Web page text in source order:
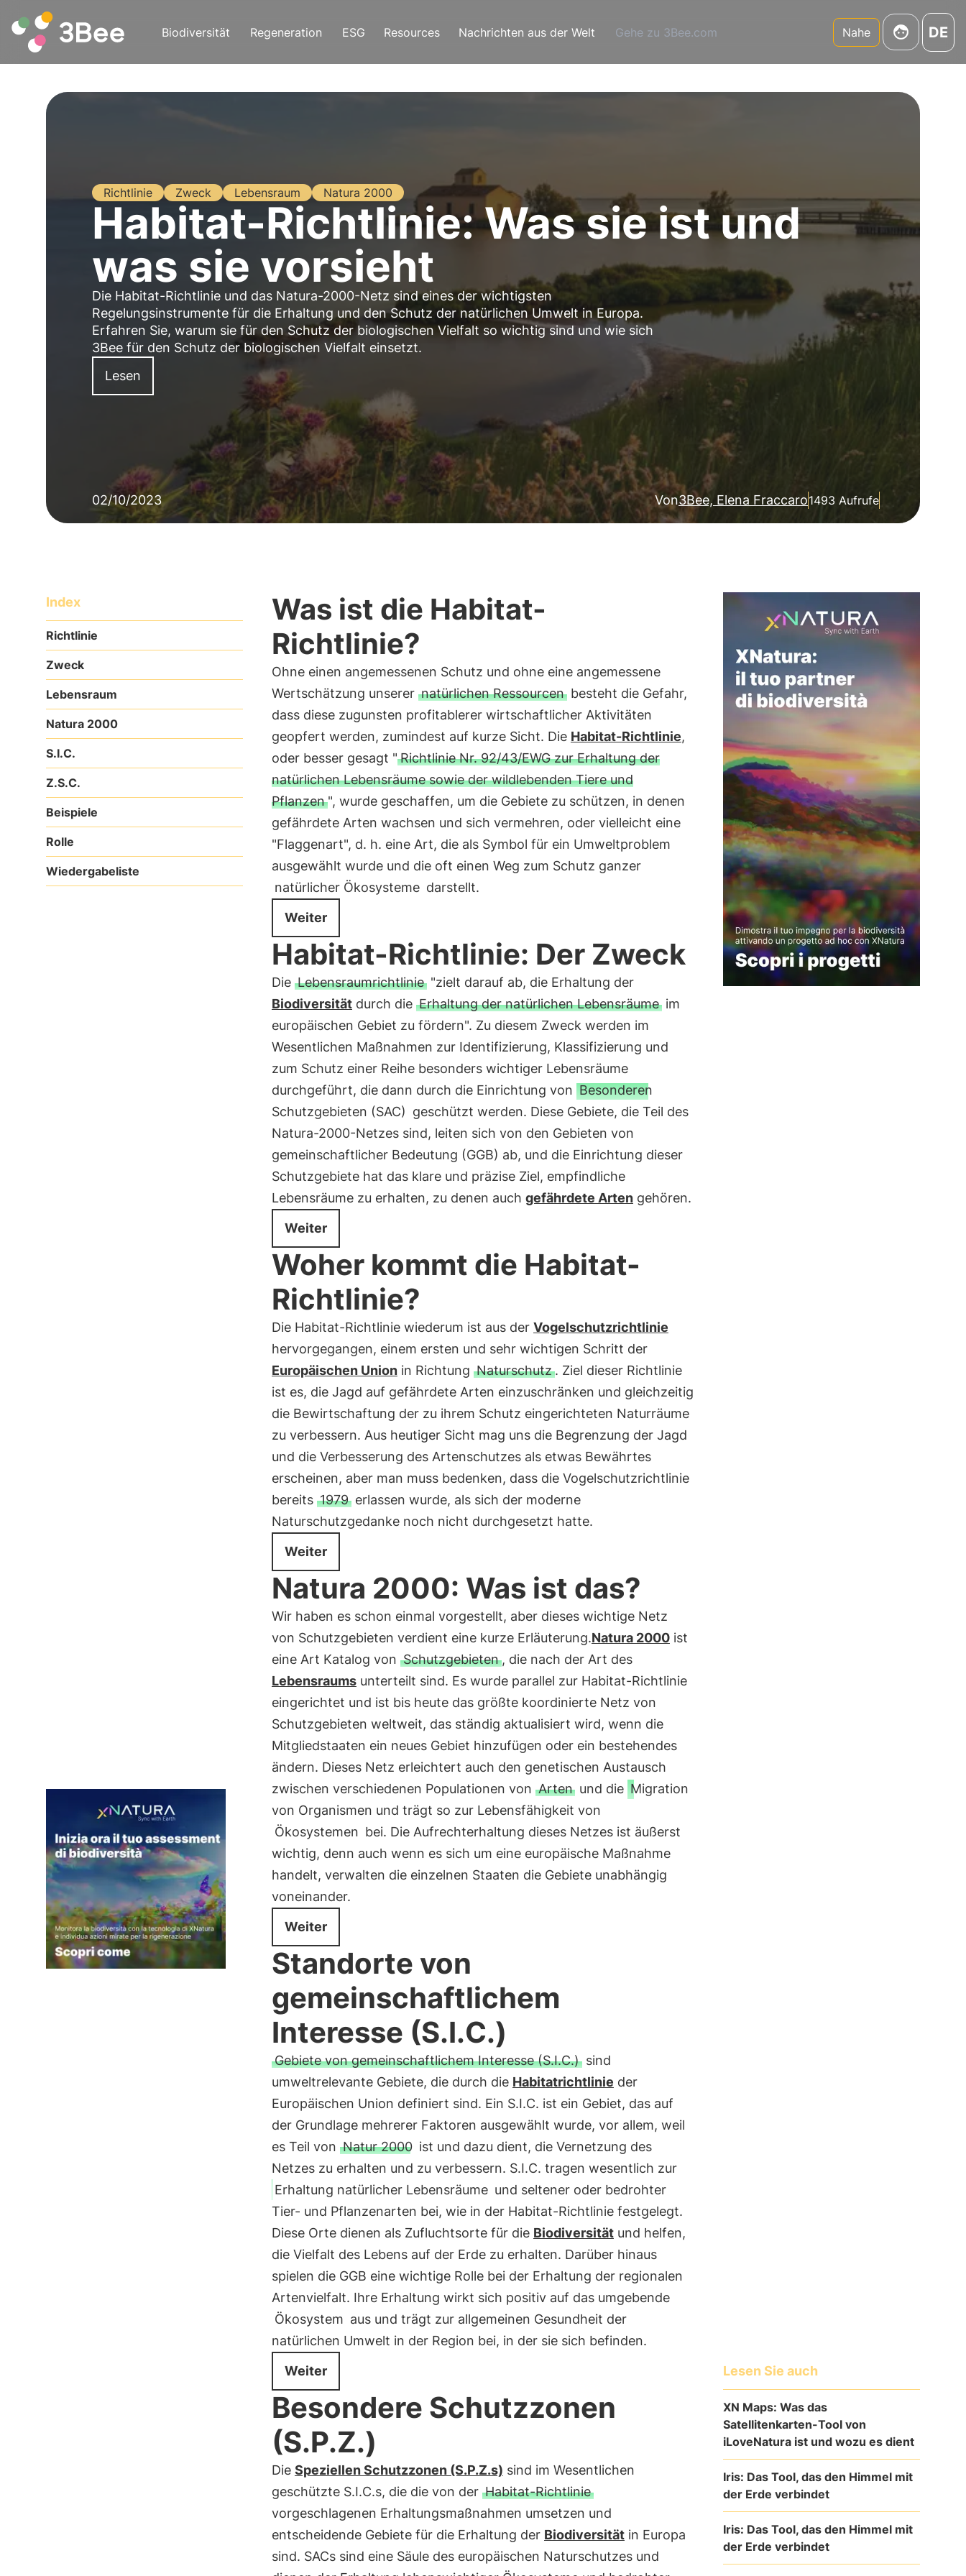
Biodiversität Regeneration ESG Resources Nachrichten aus der Welt Gehe zu 3Bee.com Nahe DE
Richtlinie Zweck Lebensraum Natura 2000
Habitat-Richtlinie: Was sie ist und
was sie vorsieht
Die Habitat-Richtlinie und das Natura-2000-Netz sind eines der wichtigsten
Regelungsinstrumente für die Erhaltung und den Schutz der natürlichen Umwelt in Europa.
Erfahren Sie, warum sie für den Schutz der biologischen Vielfalt so wichtig sind und wie sich
3Bee für den Schutz der biologischen Vielfalt einsetzt.
Lesen
02/10/2023 Von3Bee, Elena Fraccaro1493 Aufrufe
Index
Richtlinie
Zweck
Lebensraum
Natura 2000
S.I.C.
Z.S.C.
Beispiele
Rolle
Wiedergabeliste
Was ist die Habitat-
Richtlinie?
Ohne einen angemessenen Schutz und ohne eine angemessene
Wertschätzung unserer natürlichen Ressourcenbesteht die Gefahr,
dass diese zugunsten profitablerer wirtschaftlicher Aktivitäten
geopfert werden, zumindest auf kurze Sicht. Die Habitat-Richtlinie,
oder besser gesagt " Richtlinie Nr. 92/43/EWG zur Erhaltung der
natürlichen Lebensräume sowie der wildlebenden Tiere und
Pflanzen", wurde geschaffen, um die Gebiete zu schützen, in denen
gefährdete Arten wachsen und sich vermehren, oder vielleicht eine
"Flaggenart", d. h. eine Art, die als Symbol für ein Umweltproblem
ausgewählt wurde und die oft einen Weg zum Schutz ganzer
natürlicher Ökosysteme darstellt.
Weiter
Habitat-Richtlinie: Der Zweck
Die Lebensraumrichtlinie"zielt darauf ab, die Erhaltung der
Biodiversitätdurch die Erhaltung der natürlichen Lebensräumeim
europäischen Gebiet zu fördern". Zu diesem Zweck werden im
Wesentlichen Maßnahmen zur Identifizierung, Klassifizierung und
zum Schutz einer Reihe besonders wichtiger Lebensräume
durchgeführt, die dann durch die Einrichtung von Besonderen
Schutzgebieten (SAC) geschützt werden. Diese Gebiete, die Teil des
Natura-2000-Netzes sind, leiten sich von den Gebieten von
gemeinschaftlicher Bedeutung (GGB) ab, und die Einrichtung dieser
Schutzgebiete hat das klare und präzise Ziel, empfindliche
Lebensräume zu erhalten, zu denen auch gefährdete Artengehören.
Weiter
Woher kommt die Habitat-
Richtlinie?
Die Habitat-Richtlinie wiederum ist aus der Vogelschutzrichtlinie
hervorgegangen, einem ersten und sehr wichtigen Schritt der
Europäischen Unionin Richtung Naturschutz. Ziel dieser Richtlinie
ist es, die Jagd auf gefährdete Arten einzuschränken und gleichzeitig
die Bewirtschaftung der zu ihrem Schutz eingerichteten Naturräume
zu verbessern. Aus heutiger Sicht mag uns die Begrenzung der Jagd
und die Verbesserung des Artenschutzes als etwas Bewährtes
erscheinen, aber man muss bedenken, dass die Vogelschutzrichtlinie
bereits 1979erlassen wurde, als sich der moderne
Naturschutzgedanke noch nicht durchgesetzt hatte.
Weiter
Natura 2000: Was ist das?
Wir haben es schon einmal vorgestellt, aber dieses wichtige Netz
von Schutzgebieten verdient eine kurze Erläuterung.Natura 2000ist
eine Art Katalog von Schutzgebieten, die nach der Art des
Lebensraumsunterteilt sind. Es wurde parallel zur Habitat-Richtlinie
eingerichtet und ist bis heute das größte koordinierte Netz von
Schutzgebieten weltweit, das ständig aktualisiert wird, wenn die
Mitgliedstaaten ein neues Gebiet hinzufügen oder ein bestehendes
ändern. Dieses Netz erleichtert auch den genetischen Austausch
zwischen verschiedenen Populationen von Arten und die Migration
von Organismen und trägt so zur Lebensfähigkeit von
Ökosystemen bei. Die Aufrechterhaltung dieses Netzes ist äußerst
wichtig, denn auch wenn es sich um eine europäische Maßnahme
handelt, verwalten die einzelnen Staaten die Gebiete unabhängig
voneinander.
Weiter
Standorte von
gemeinschaftlichem
Interesse (S.I.C.)
Gebiete von gemeinschaftlichem Interesse (S.I.C.)sind
umweltrelevante Gebiete, die durch die Habitatrichtlinie der
Europäischen Union definiert sind. Ein S.I.C. ist ein Gebiet, das auf
der Grundlage mehrerer Faktoren ausgewählt wurde, vor allem, weil
es Teil von Natur 2000 ist und dazu dient, die Vernetzung des
Netzes zu erhalten und zu verbessern. S.I.C. tragen wesentlich zur
Erhaltung natürlicher Lebensräume und seltener oder bedrohter
Tier- und Pflanzenarten bei, wie in der Habitat-Richtlinie festgelegt.
Diese Orte dienen als Zufluchtsorte für die Biodiversitätund helfen,
die Vielfalt des Lebens auf der Erde zu erhalten. Darüber hinaus
spielen die GGB eine wichtige Rolle bei der Erhaltung der regionalen
Artenvielfalt. Ihre Erhaltung wirkt sich positiv auf das umgebende
Ökosystem aus und trägt zur allgemeinen Gesundheit der
natürlichen Umwelt in der Region bei, in der sie sich befinden.
Weiter
Besondere Schutzzonen
(S.P.Z.)
Die Speziellen Schutzzonen (S.P.Z.s) sind im Wesentlichen
geschützte S.I.C.s, die die von der Habitat-Richtlinie
vorgeschlagenen Erhaltungsmaßnahmen umsetzen und
entscheidende Gebiete für die Erhaltung der Biodiversitätin Europa
sind. SACs sind eine Säule des europäischen Naturschutzes und
Lesen Sie auch
XN Maps: Was das
Satellitenkarten-Tool von
iLoveNatura ist und wozu es dient
Iris: Das Tool, das den Himmel mit
der Erde verbindet
Iris: Das Tool, das den Himmel mit
der Erde verbindet